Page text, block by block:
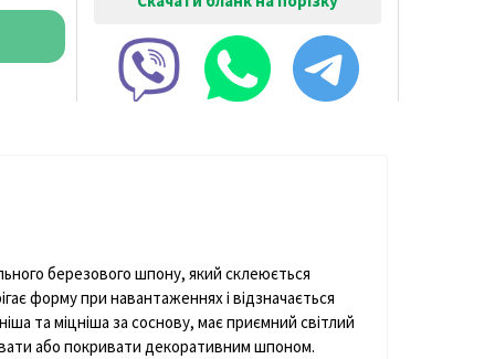
березового шпону, який склеюється
форму при навантаженнях і відзначається
та міцніша за соснову, має приємний світлий
або покривати декоративним шпоном.